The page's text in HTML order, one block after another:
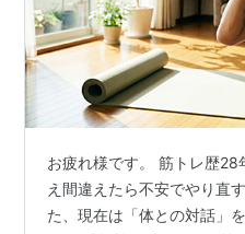
お疲れ様です。 筋トレ歴28
え間違えたら不安でやり直
た、現在は「体との対話」